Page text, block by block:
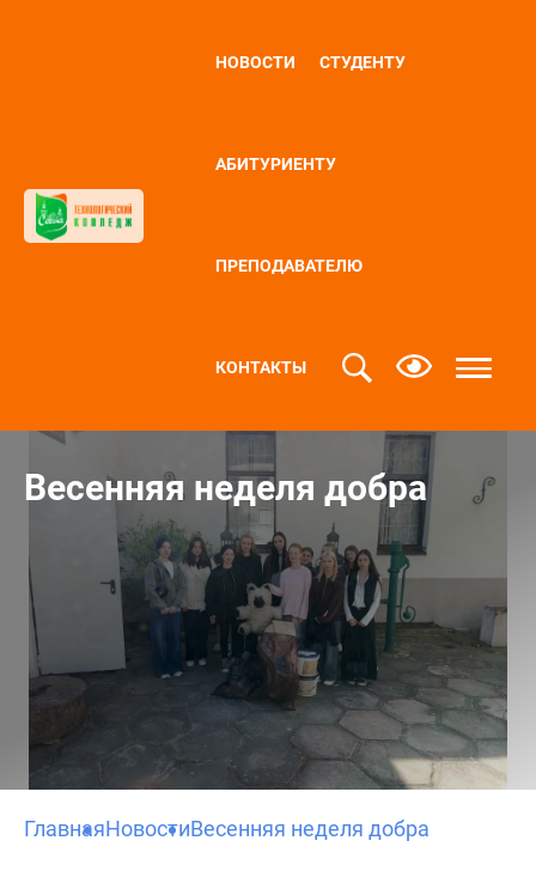
НОВОСТИ СТУДЕНТУ
АБИТУРИЕНТУ
ПРЕПОДАВАТЕЛЮ
КОНТАКТЫ
Весенняя неделя добра
ГлавнаяНовостиВесенняя неделя добра